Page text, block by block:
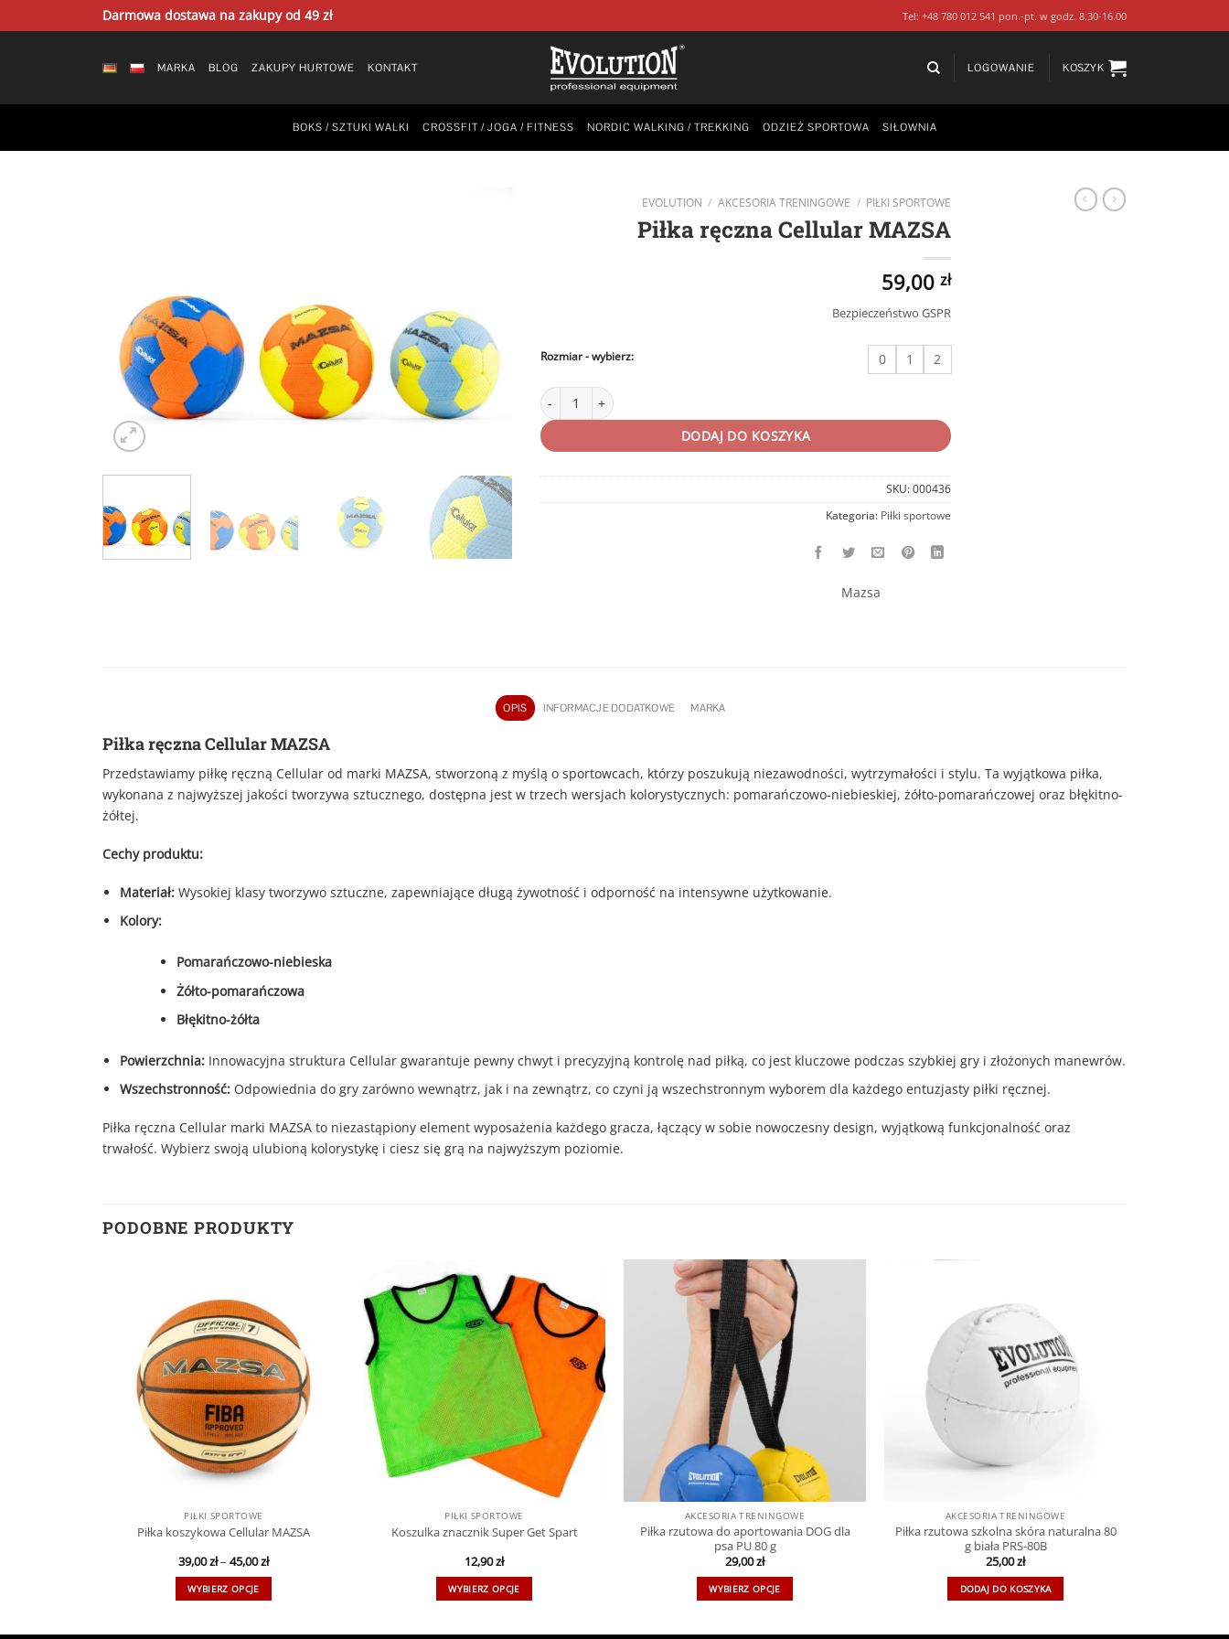
to
Darmowa dostawa na zakupy od 49 zł Tel: +48 780 012 541 pon.-pt. w godz. 8.30-16.00
MARKA BLOG ZAKUPY HURTOWE KONTAKT LOGOWANIE KOSZYK
BOKS / SZTUKI WALKI CROSSFIT / JOGA / FITNESS NORDIC WALKING / TREKKING ODZIEŻ SPORTOWA SIŁOWNIA
EVOLUTION / AKCESORIA TRENINGOWE / PIŁKI SPORTOWE
Piłka ręczna Cellular MAZSA
59,00zł
Bezpieczeństwo GSPR
Rozmiar 0 1 2
ilość Piłka ręczna Cellular MAZSA
DODAJ DO KOSZYKA
SKU:000436
Kategoria: Piłki sportowe
Mazsa
OPIS INFORMACJE DODATKOWE MARKA
Piłka ręczna Cellular MAZSA
Przedstawiamy piłkę ręczną Cellular od marki MAZSA, stworzoną z myślą o sportowcach, którzy poszukują niezawodności, wytrzymałości i stylu. Ta wyjątkowa piłka,
wykonana z najwyższej jakości tworzywa sztucznego, dostępna jest w trzech wersjach kolorystycznych: pomarańczowo-niebieskiej, żółto-pomarańczowej oraz błękitno-
żółtej.
Cechy produktu:
Materiał:Wysokiej klasy tworzywo sztuczne, zapewniające długą żywotność i odporność na intensywne użytkowanie.
Kolory:
Pomarańczowo-niebieska
Żółto-pomarańczowa
Błękitno-żółta
Powierzchnia:Innowacyjna struktura Cellular gwarantuje pewny chwyt i precyzyjną kontrolę nad piłką, co jest kluczowe podczas szybkiej gry i złożonych manewrów.
Wszechstronność:Odpowiednia do gry zarówno wewnątrz, jak i na zewnątrz, co czyni ją wszechstronnym wyborem dla każdego entuzjasty piłki ręcznej.
Piłka ręczna Cellular marki MAZSA to niezastąpiony element wyposażenia każdego gracza, łączący w sobie nowoczesny design, wyjątkową funkcjonalność oraz
trwałość. Wybierz swoją ulubioną kolorystykę i ciesz się grą na najwyższym poziomie.
PODOBNE PRODUKTY
PIŁKI SPORTOWE
Piłka koszykowa Cellular MAZSA
39,00zł– 45,00zł
WYBIERZ OPCJE
PIŁKI SPORTOWE
Koszulka znacznik Super Get Spart
12,90zł
WYBIERZ OPCJE
AKCESORIA TRENINGOWE
Piłka rzutowa do aportowania DOG dla
psa PU 80 g
29,00zł
WYBIERZ OPCJE
AKCESORIA TRENINGOWE
Piłka rzutowa szkolna skóra naturalna 80
g biała PRS-80B
25,00zł
DODAJ DO KOSZYKA